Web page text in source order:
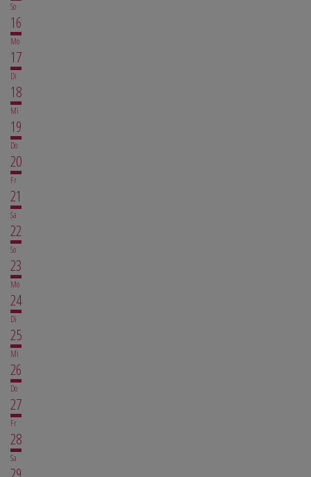
So
16
Mo
17
Di
18
Mi
19
Do
20
Fr
21
Sa
22
So
23
Mo
24
Di
25
Mi
26
Do
27
Fr
28
Sa